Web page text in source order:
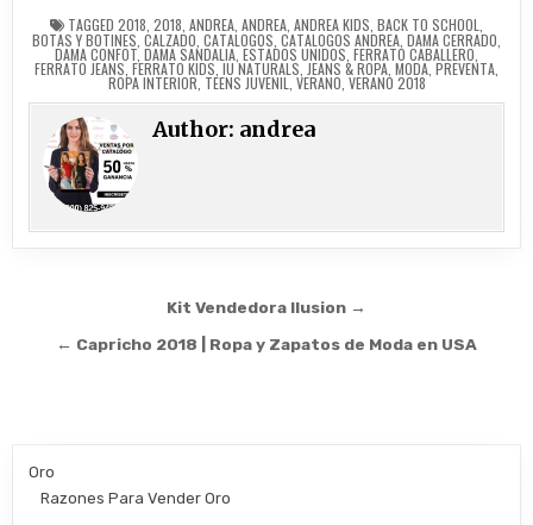
TAGGED 2018 2018 ANDREA ANDREA ANDREA KIDS BACK TO SCHOOL
BOTAS Y BOTINES CALZADO CATALOGOS CATALOGOS ANDREA DAMA CERRADO
DAMA CONFOT, DAMA SANDALIA ESTADOS UNIDOS FERRATO CABALLERO
FERRATO JEANS FERRATO KIDS IU NATURALS JEANS & ROPA MODA PREVENTA
ROPA INTERIOR TEENS JUVENIL VERANO VERANO 2018
Author: andrea
navigation
Kit Vendedora Ilusion →
← Capricho 2018 | Ropa y Zapatos de Moda en USA
Oro
Razones Para Vender Oro